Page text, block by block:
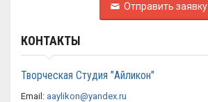
Отправить заявку
КОНТАКТЫ
Творческая Студия "Айликон"
Email: aaylikon@yandex.ru